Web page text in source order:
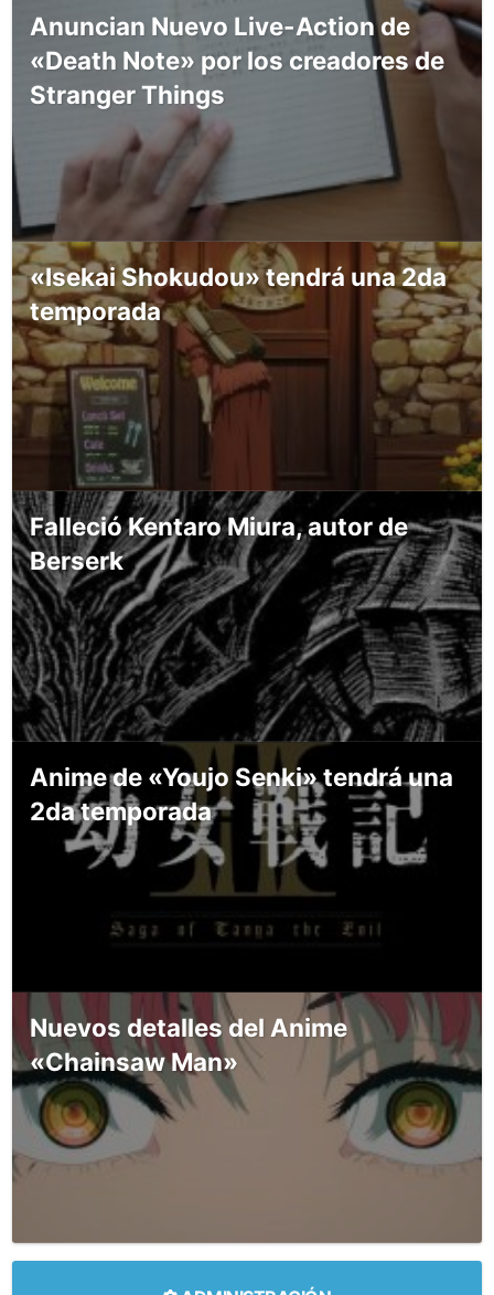
Anuncian Nuevo Live-Action de
«Death Note» por los creadores de
Stranger Things
«Isekai Shokudou» tendrá una 2da
temporada
Falleció Kentaro Miura, autor de
Berserk
Anime de «Youjo Senki» tendrá una
2da temporada
Nuevos detalles del Anime
«Chainsaw Man»